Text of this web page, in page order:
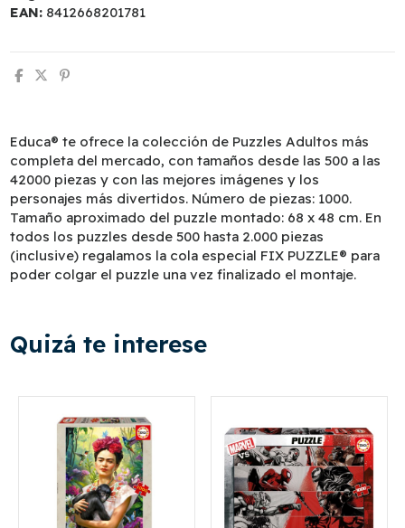
EAN: 8412668201781
Educa® te ofrece la colección de Puzzles Adultos más
completa del mercado, con tamaños desde las 500 a las
42000 piezas y con las mejores imágenes y los
personajes más divertidos. Número de piezas: 1000.
Tamaño aproximado del puzzle montado: 68 x 48 cm. En
todos los puzzles desde 500 hasta 2.000 piezas
(inclusive) regalamos la cola especial FIX PUZZLE® para
poder colgar el puzzle una vez finalizado el montaje.
Quizá te interese